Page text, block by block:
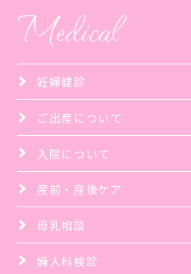
Medical
妊婦健診
ご出産について
入院について
産前・産後ケア
母乳相談
婦人科検診